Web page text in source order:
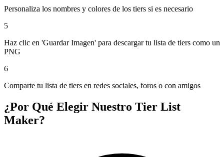
Personaliza los nombres y colores de los tiers si es necesario
5
Haz clic en 'Guardar Imagen' para descargar tu lista de tiers como un
PNG
6
Comparte tu lista de tiers en redes sociales, foros o con amigos
¿Por Qué Elegir Nuestro Tier List
Maker?